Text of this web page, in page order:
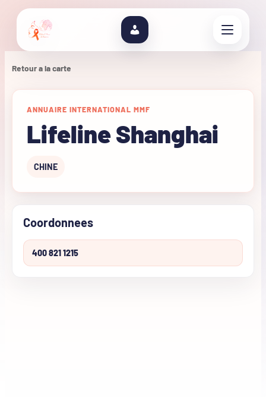
Retour a la carte
ANNUAIRE INTERNATIONAL MMF
Lifeline Shanghai
CHINE
Coordonnees
400 821 1215